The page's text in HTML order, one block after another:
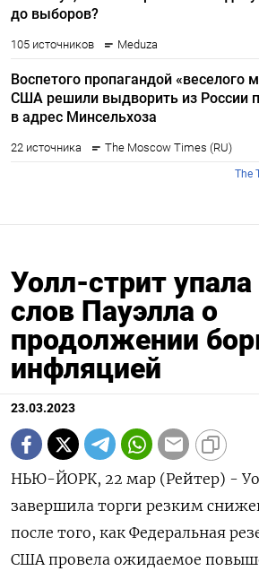
Уолл-стрит упала
слов Пауэлла о
продолжении
инфляцией
23.03.2023
НЬЮ-ЙОРК, 22 мар (Рейтер) -
завершила торги резким
после того, как Федеральная
США провела ожидаемое